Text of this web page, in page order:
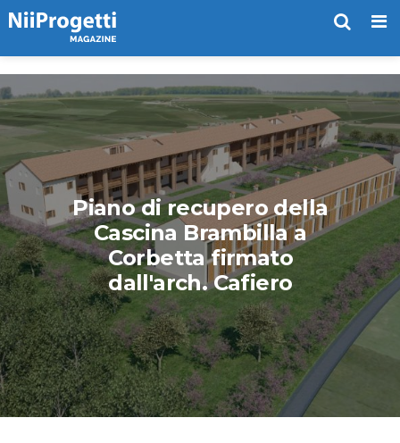
Piano di recupero della
Cascina Brambilla a
Corbetta firmato
dall'arch. Cafiero